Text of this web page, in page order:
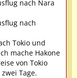
nach Nara
nach
Tokio und
mache Hakone
von Tokio
Tage.